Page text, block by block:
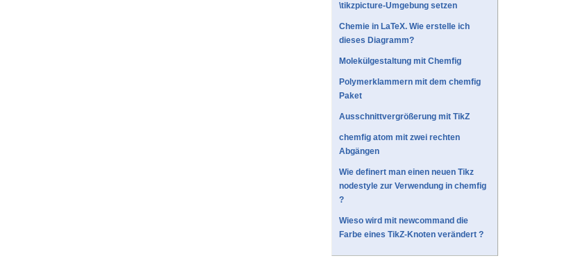
\tikzpicture-Umgebung setzen
Chemie in LaTeX. Wie erstelle ich
dieses Diagramm?
Molekülgestaltung mit Chemfig
Polymerklammern mit dem chemfig
Paket
Ausschnittvergrößerung mit TikZ
chemfig atom mit zwei rechten
Abgängen
Wie definert man einen neuen Tikz
nodestyle zur Verwendung in chemfig
?
Wieso wird mit newcommand die
Farbe eines TikZ-Knoten verändert ?